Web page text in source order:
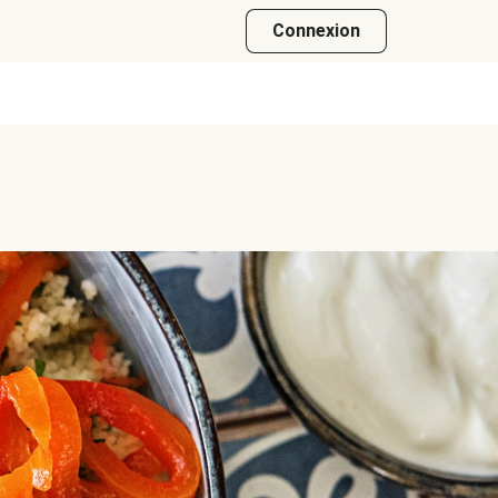
Connexion